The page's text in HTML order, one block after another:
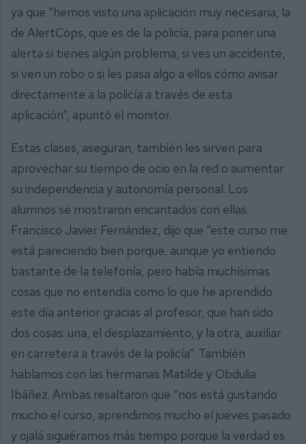
ya que “hemos visto una aplicación muy necesaria, la
de AlertCops, que es de la policía, para poner una
alerta si tienes algún problema, si ves un accidente,
si ven un robo o si les pasa algo a ellos cómo avisar
directamente a la policía a través de esta
aplicación”, apuntó el monitor.
Estas clases, aseguran, también les sirven para
aprovechar su tiempo de ocio en la red o aumentar
su independencia y autonomía personal. Los
alumnos se mostraron encantados con ellas.
Francisco Javier Fernández, dijo que “este curso me
está pareciendo bien porque, aunque yo entiendo
bastante de la telefonía, pero había muchísimas
cosas que no entendía como lo que he aprendido
este día anterior gracias al profesor, que han sido
dos cosas: una, el desplazamiento, y la otra, auxiliar
en carretera a través de la policía”. También
hablamos con las hermanas Matilde y Obdulia
Ibáñez. Ambas resaltaron que “nos está gustando
mucho el curso, aprendimos mucho el jueves pasado
y ojalá siguiéramos más tiempo porque la verdad es